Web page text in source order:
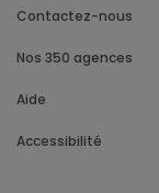
Contactez-nous
Nos 350 agences
Aide
Accessibilité